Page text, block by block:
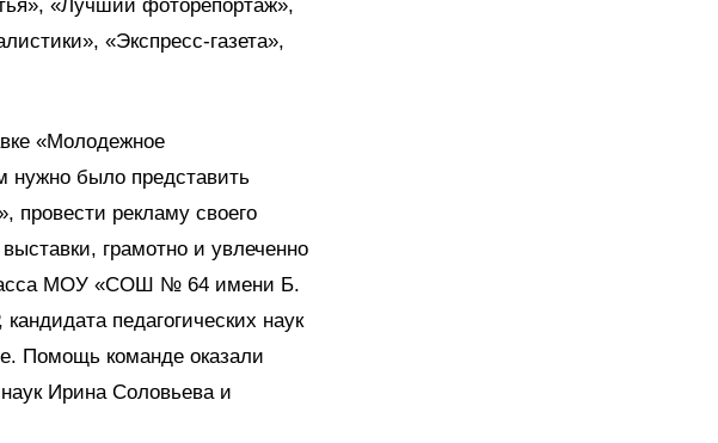
«Лучший фоторепортаж»,
«Экспресс-газета»,
«Молодежное
нужно было представить
провести рекламу своего
грамотно и увлеченно
МОУ «СОШ № 64 имени Б.
педагогических наук
Помощь команде оказали
Ирина Соловьева и